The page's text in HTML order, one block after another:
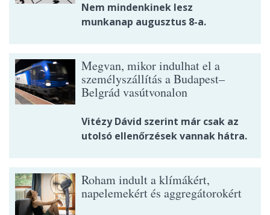
Nem mindenkinek lesz
munkanap augusztus 8-a.
Megvan, mikor indulhat el a
személyszállítás a Budapest–
Belgrád vasútvonalon
Vitézy Dávid szerint már csak az
utolsó ellenőrzések vannak hátra.
Roham indult a klímákért,
napelemekért és aggregátorokért